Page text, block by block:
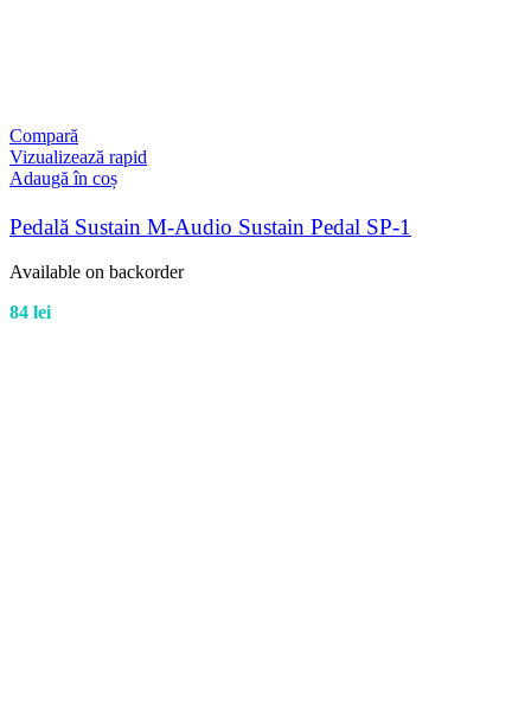
Compară
Vizualizează rapid
Adaugă în coș
Pedală Sustain M-Audio Sustain Pedal SP-1
Available on backorder
84 lei